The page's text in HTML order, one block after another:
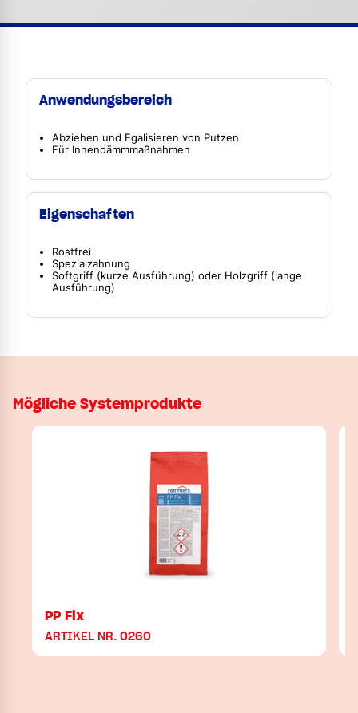
Anwendungsbereich
Abziehen und Egalisieren von Putzen
Für Innendämmmaßnahmen
Eigenschaften
Rostfrei
Spezialzahnung
Softgriff (kurze Ausführung) oder Holzgriff (lange
Ausführung)
Mögliche Systemprodukte
PP Fix
ARTIKEL NR. 0260